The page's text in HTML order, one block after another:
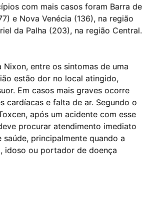
com mais casos foram Barra de
e Nova Venécia (136), na região
da Palha (203), na região Central.
Nixon, entre os sintomas de uma
estão dor no local atingido,
Em casos mais graves ocorre
cardíacas e falta de ar. Segundo o
após um acidente com esse
procurar atendimento imediato
saúde, principalmente quando a
idoso ou portador de doença